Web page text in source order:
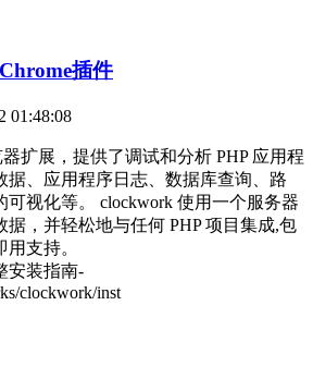
插件
01:48:08
扩展，提供了调试和分析 PHP 应用程
据、应用程序日志、数据库查询、路
可视化等。 clockwork 使用一个服务器
，并轻松地与任何 PHP 项目集成,包
支持。
安装指南-
clockwork/inst